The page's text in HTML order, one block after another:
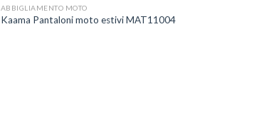
ABBIGLIAMENTO MOTO
Kaama Pantaloni moto estivi MAT11004